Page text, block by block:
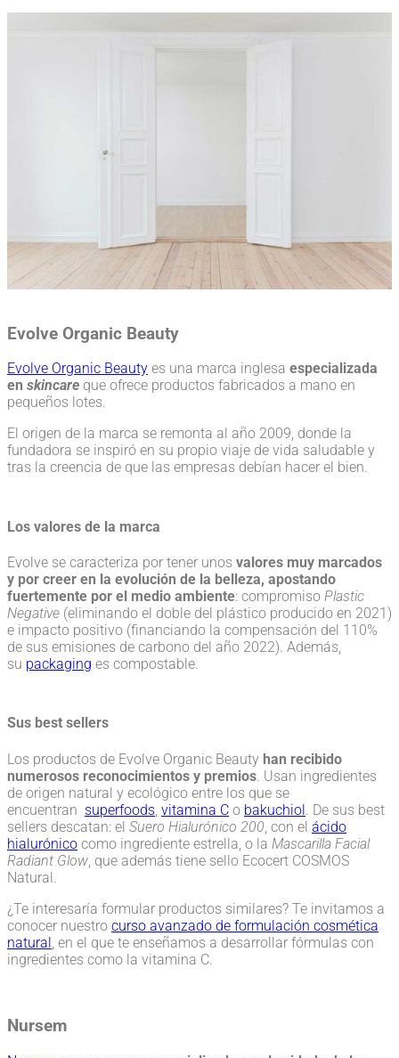
Evolve Organic Beauty
Evolve Organic Beauty es una marca inglesa especializada
en skincare que ofrece productos fabricados a mano en
pequeños lotes.
El origen de la marca se remonta al año 2009, donde la
fundadora se inspiró en su propio viaje de vida saludable y
tras la creencia de que las empresas debían hacer el bien.
Los valores de la marca
Evolve se caracteriza por tener unos valores muy marcados
y por creer en la evolución de la belleza, apostando
fuertemente por el medio ambiente: compromiso Plastic
Negative (eliminando el doble del plástico producido en 2021)
e impacto positivo (financiando la compensación del 110%
de sus emisiones de carbono del año 2022). Además,
su packaging es compostable.
Sus best sellers
Los productos de Evolve Organic Beauty han recibido
numerosos reconocimientos y premios . Usan ingredientes
de origen natural y ecológico entre los que se
encuentran superfoods vitamina C o bakuchiol . De sus best
sellers descatan: el Suero Hialurónico 200 , con el ácido
hialurónico como ingrediente estrella, o la Mascarilla Facial
Radiant Glow , que además tiene sello Ecocert COSMOS
Natural.
¿Te interesaría formular productos similares? Te invitamos a
conocer nuestro curso avanzado de formulación cosmética
natural , en el que te enseñamos a desarrollar fórmulas con
ingredientes como la vitamina C.
Nursem